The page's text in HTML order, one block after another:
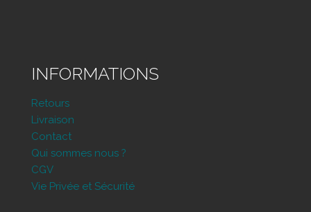
INFORMATIONS
Retours
Livraison
Contact
Qui sommes nous ?
CGV
Vie Privée et Sécurité